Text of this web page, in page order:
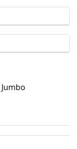
Jumbo